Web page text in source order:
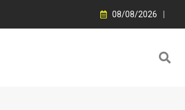
08/08/2026